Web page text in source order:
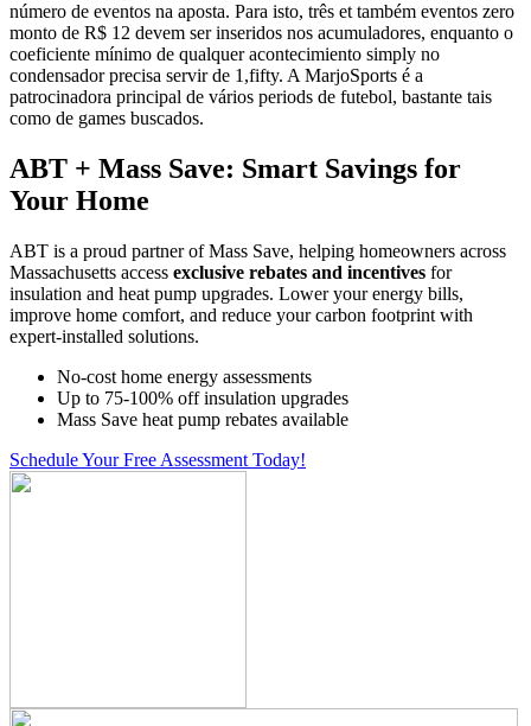
número de eventos na aposta. Para isto, três et também eventos zero
monto de R$ 12 devem ser inseridos nos acumuladores, enquanto o
coeficiente mínimo de qualquer acontecimiento simply no
condensador precisa servir de 1,fifty. A MarjoSports é a
patrocinadora principal de vários periods de futebol, bastante tais
como de games buscados.
ABT + Mass Save: Smart Savings for
Your Home
ABT is a proud partner of Mass Save, helping homeowners across
Massachusetts access exclusive rebates and incentives for
insulation and heat pump upgrades. Lower your energy bills,
improve home comfort, and reduce your carbon footprint with
expert-installed solutions.
No-cost home energy assessments
Up to 75-100% off insulation upgrades
Mass Save heat pump rebates available
Schedule Your Free Assessment Today!